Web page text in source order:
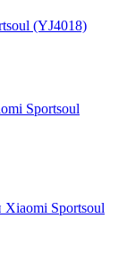
(YJ4018)
Sportsoul
Sportsoul